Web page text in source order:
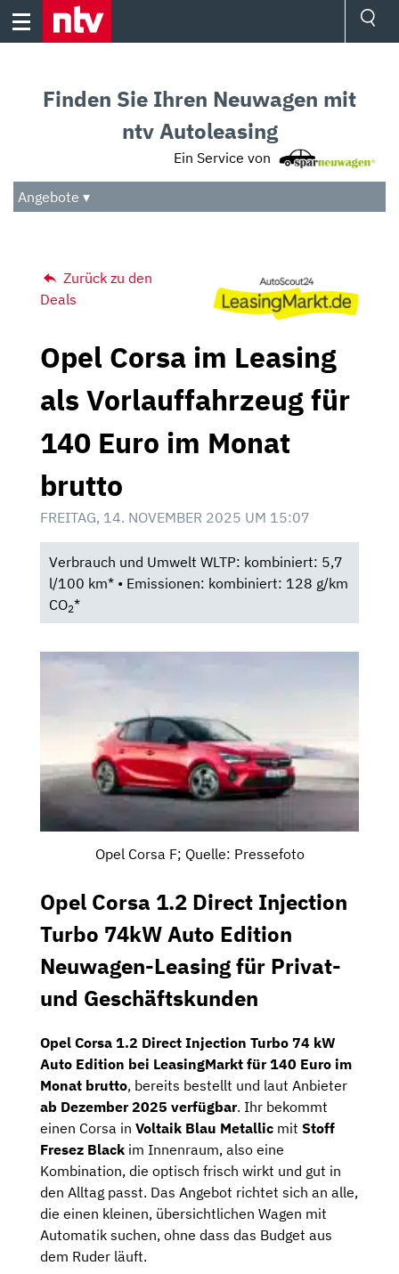
Skip
Audio
Das Beste
Finden Sie Ihren Neuwagen mit
ntv Autoleasing
Ein Service von
Angebote ▾
Zurück zu den
Deals
Opel Corsa im Leasing
als Vorlauffahrzeug für
140 Euro im Monat
brutto
FREITAG, 14. NOVEMBER 2025 UM 15:07
Verbrauch und Umwelt WLTP: kombiniert: 5,7
l/100 km* • Emissionen: kombiniert: 128 g/km
CO2*
Opel Corsa F; Quelle: Pressefoto
Opel Corsa 1.2 Direct Injection
Turbo 74kW Auto Edition
Neuwagen-Leasing für Privat-
und Geschäftskunden
Opel Corsa 1.2 Direct Injection Turbo 74 kW
Auto Edition bei LeasingMarkt für 140 Euro im
Monat brutto, bereits bestellt und laut Anbieter
ab Dezember 2025 verfügbar. Ihr bekommt
einen Corsa in Voltaik Blau Metallic mit Stoff
Fresez Black im Innenraum, also eine
Kombination, die optisch frisch wirkt und gut in
den Alltag passt. Das Angebot richtet sich an alle,
die einen kleinen, übersichtlichen Wagen mit
Automatik suchen, ohne dass das Budget aus
dem Ruder läuft.